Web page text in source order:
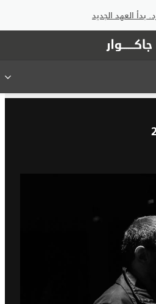
بدأ العهد الجديد